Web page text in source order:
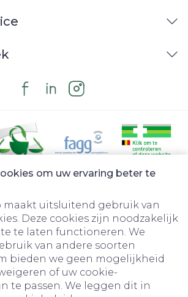
om uw ervaring beter te
maakt uitsluitend gebruik van
Deze cookies zijn noodzakelijk
te laten functioneren. We
van andere soorten
bieden we geen mogelijkheid
of uw cookie-
te passen. We leggen dit in